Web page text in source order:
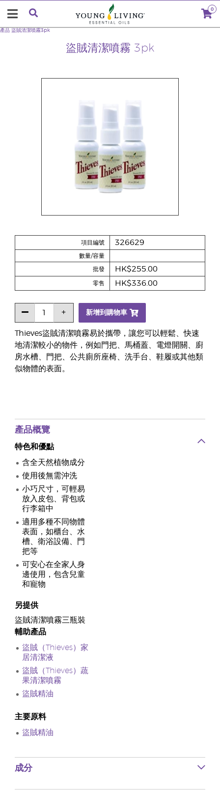
0
盜賊清潔噴霧 3pk
產品 盜賊清潔噴霧3pk
Thieves盜賊清潔噴霧易於攜帶，讓您可以輕鬆、快速
地清潔較小的物件，例如門把、馬桶蓋、電燈開關、廚
房水槽、門把、公共廁所座椅、洗手台、鞋履或其他類
似物體的表面。
項目編號 326629
數量/容量
批發 HK$255.00
零售 HK$336.00
新增到購物車
產品概覽
特色和優點
含全天然植物成分
使用後無需沖洗
小巧尺寸，可輕易
放入皮包、背包或
行李箱中
適用多種不同物體
表面，如櫃台、水
槽、衛浴設備、門
把等
可安心在全家人身
邊使用，包含兒童
和寵物
另提供
盜賊清潔噴霧三瓶裝
輔助產品
盜賊（Thieves）家
居清潔液
盜賊（Thieves）蔬
果清潔噴霧
盜賊精油
主要原料
盜賊精油
成分